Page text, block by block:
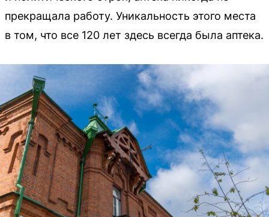
прекращала работу. Уникальность этого места
в том, что все 120 лет здесь всегда была аптека.